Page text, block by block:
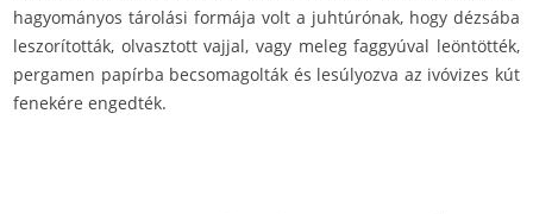
hagyományos tárolási formája volt a juhtúrónak, hogy dézsába
leszorították, olvasztott vajjal, vagy meleg faggyúval leöntötték,
pergamen papírba becsomagolták és lesúlyozva az ivóvizes kút
fenekére engedték.